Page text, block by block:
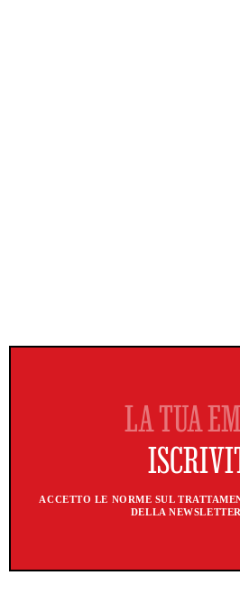
ACCETTO LE NORME SUL
DELLA